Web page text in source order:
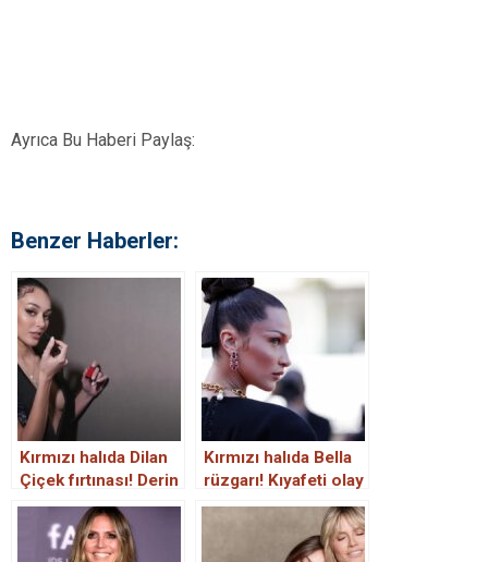
Ayrıca Bu Haberi Paylaş:
Benzer Haberler:
Kırmızı halıda Dilan
Çiçek fırtınası! Derin
dekolteli elbisesiyle
göz kamaştırdı
Kırmızı halıda Bella
rüzgarı! Kıyafeti olay
oldu